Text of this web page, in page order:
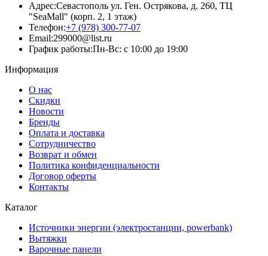
Адрес:Севастополь ул. Ген. Острякова, д. 260, ТЦ
"SeaMall" (корп. 2, 1 этаж)
Телефон:+7 (978) 300-77-07
Email:299000@list.ru
График работы:Пн-Вс: с 10:00 до 19:00
Информация
О нас
Скидки
Новости
Бренды
Оплата и доставка
Сотрудничество
Возврат и обмен
Политика конфиденциальности
Договор оферты
Контакты
Каталог
Источники энергии (электростанции, powerbank)
Вытяжки
Варочные панели